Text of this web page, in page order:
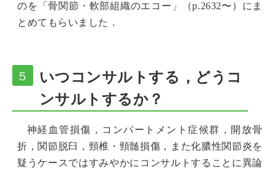
のを「骨関節・軟部組織のエコー 」（p.2632〜）にま
とめてもらいました．
５
いつコンサルトする，どうコ
ンサルトするか？
神経血管損傷，コンパートメント症候群，開放骨
折，関節脱臼，頸椎・頸髄損傷，また化膿性関節炎を
疑うケースではすみやかにコンサルトすることに異論